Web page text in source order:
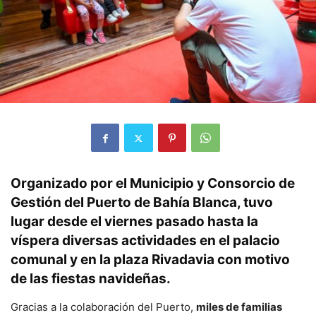
Organizado por el Municipio y Consorcio de
Gestión del Puerto de Bahía Blanca, tuvo
lugar desde el viernes pasado hasta la
víspera diversas actividades en el palacio
comunal y en la plaza Rivadavia con motivo
de las fiestas navideñas.
Gracias a la colaboración del Puerto, miles de familias